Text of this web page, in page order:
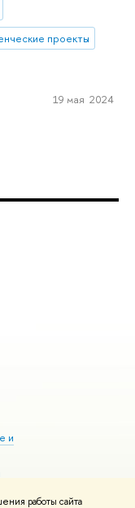
работы сайта
проекты
19 мая 2024
и